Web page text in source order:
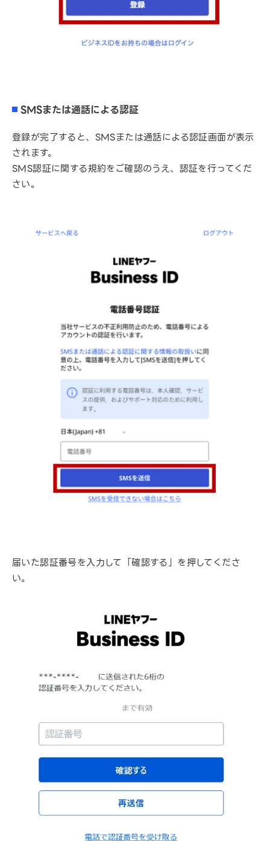
SMSまたは通話による認証
登録が完了すると、SMSまたは通話による認証画面が表示
されます。
SMS認証に関する規約をご確認のうえ、認証を行ってくだ
さい。
届いた認証番号を入力して「確認する」を押してくださ
い。